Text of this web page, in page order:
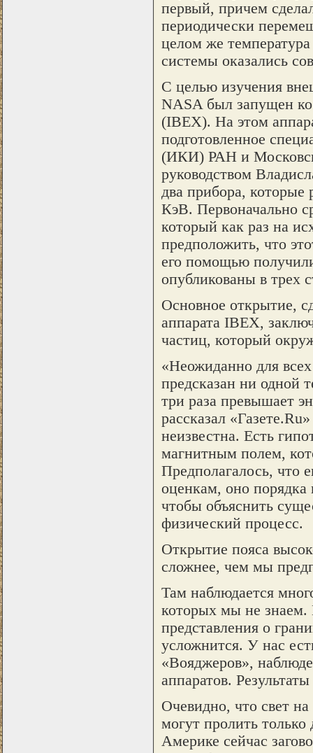
первый, причем
периодически
целом же
системы оказались
С целью изучения
NASA был запущен
(IBEX). На этом
подготовленное
(ИКИ) РАН и
руководством
два прибора, которые
КэВ. Первоначально
который как раз на
предположить, что
его помощью
опубликованы в трех
Основное открытие,
аппарата IBEX,
частиц, который
«Неожиданно для
предсказан ни одной
три раза превышает
рассказал
неизвестна. Есть
магнитным полем,
Предполагалось, что
оценкам, оно порядка
чтобы объяснить
физический процесс.
Открытие пояса
сложнее, чем мы
Там наблюдается
которых мы не
представления о
усложнится. У нас
«Вояджеров»,
аппаратов.
Очевидно, что свет
могут пролить
Америке сейчас